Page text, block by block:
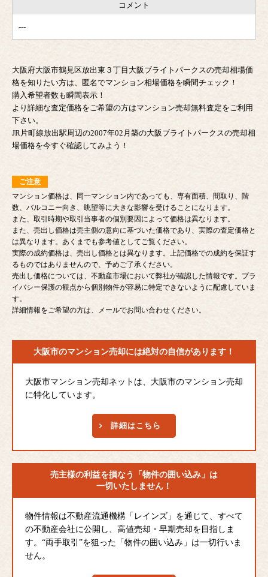
コメント
---
大阪府大阪市鶴見区放出東３丁目大阪ブライトパークスの売却相場価
格を知りたい方は、匿名でマンション相場価格を瞬間チェック！
購入希望者数も瞬間表示！
より詳細な査定価格をご希望の方はマンション売却無料査定をご利用
下さい。
JR片町線放出駅周辺の2007年02月築の大阪ブライトパークスの売却相
場価格を今すぐ確認してみよう！
ご注意
マンション価格は、同一マンション内であっても、専有面積、間取り、階
数、バルコニー向き、眺望等に大きな影響を受けることになります。
また、取引時期や取引当事者の個別要因によって価格は異なります。
また、売出し価格は売主側の意向に基づいた価格であり、実際の査定価格と
は異なります。あくまでも参考値としてご覧ください。
実際の成約価格は、売出し価格とは異なります。上記価格での成約を保証す
るものではありませんので、予めご了承ください。
売出し価格については、不動産市場において弊社が確認した情報です。プラ
イバシー保護の観点から個別物件が容易に特定できないように配慮していま
す。
詳細情報をご希望の方は、メールでお問い合わせください。
大阪市のマンション売却には絶対の自信があります！
大阪市マンション売却ネットは、大阪市のマンション売却
に特化しています。
詳細はこちら
売主様の利益を損なう
「物件の囲い込み」は
一切いたしません！
物件情報は不動産流通機構「レインズ」を通じて、すべて
の不動産会社に公開し、高値売却・早期売却を目指しま
す。“両手取引”を狙った「物件の囲い込み」は一切行いま
せん。